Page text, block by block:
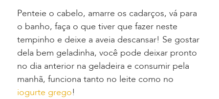
Penteie o cabelo, amarre os cadarços, vá para
o banho, faça o que tiver que fazer neste
tempinho e deixe a aveia descansar! Se gostar
dela bem geladinha, você pode deixar pronto
no dia anterior na geladeira e consumir pela
manhã, funciona tanto no leite como no
iogurte grego!